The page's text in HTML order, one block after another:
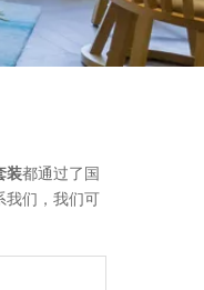
装都通过了国
我们，我们可